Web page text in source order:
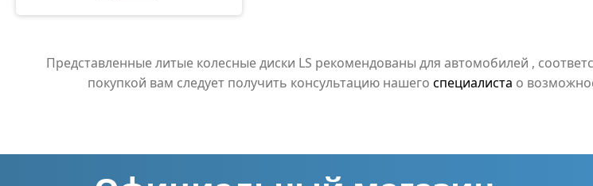
Представленные литые колесные диски LS рекомендованы для автомобилей ,
покупкой вам следует получить консультацию нашего специалиста о